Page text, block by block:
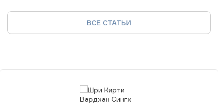
ВСЕ СТАТЬИ